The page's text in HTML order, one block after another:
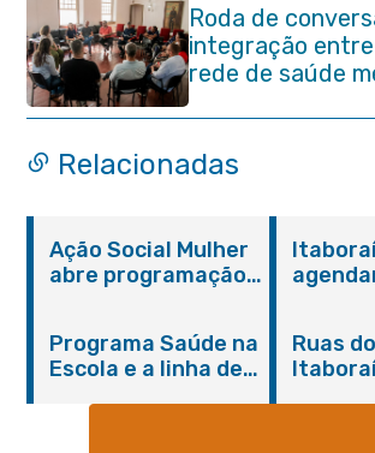
Roda de
integração entre
rede de saúde
Itaboraí
Relacionadas
Ação Social Mulher
abre programação
serviços gratuitos e
orientações
Programa Saúde na
Escola e a linha de
Ruas